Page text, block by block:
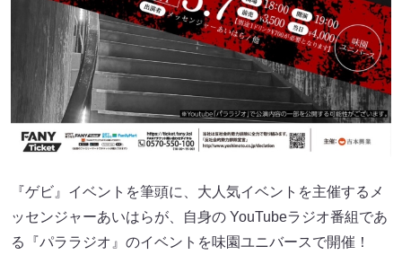
『ゲビ』イベントを筆頭に、大人気イベントを主催するメ
ッセンジャーあいはらが、自身の YouTubeラジオ番組であ
る『パララジオ』のイベントを味園ユニバースで開催！